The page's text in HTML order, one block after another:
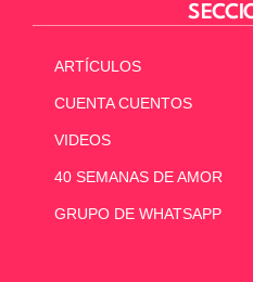
ARTÍCULOS
CUENTA CUENTOS
VIDEOS
40 SEMANAS DE AMOR
GRUPO DE WHATSAPP